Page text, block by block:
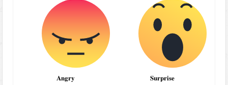
Angry Surprise